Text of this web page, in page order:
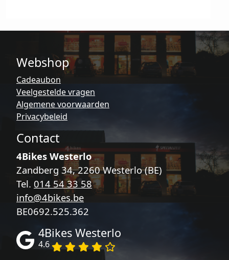
Webshop
Cadeaubon
Veelgestelde vragen
Algemene voorwaarden
Privacybeleid
Contact
4Bikes Westerlo
Zandberg 34, 2260 Westerlo (BE)
Tel. 014 54 33 58
info@4bikes.be
BE0692.525.362
4Bikes Westerlo
4.6